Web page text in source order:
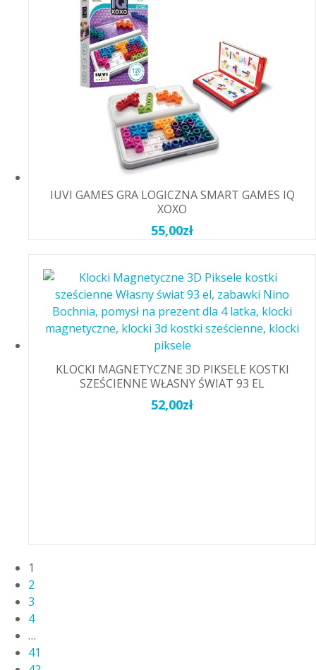
IUVI GAMES GRA LOGICZNA SMART GAMES IQ
XOXO
55,00zł
KLOCKI MAGNETYCZNE 3D PIKSELE KOSTKI
SZEŚCIENNE WŁASNY ŚWIAT 93 EL
52,00zł
1
2
3
4
…
41